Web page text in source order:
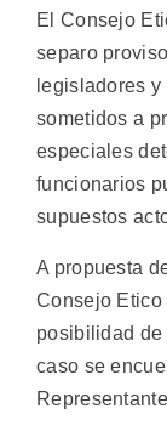
El Consejo
separo
legisladores
sometidos a
especiales
funcionarios
supuestos
A propuesta
Consejo Etico
posibilidad de
caso se